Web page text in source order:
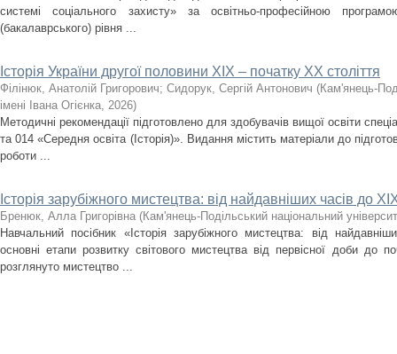
системі соціального захисту» за освітньо-професійною
(бакалаврського) рівня ...
Історія України другої половини XIX – початку ХХ століття
Філінюк, Анатолій Григорович; Сидорук, Сергій Антонович (Кам'янець-
імені Івана Огієнка, 2026)
Методичні рекомендації підготовлено для здобувачів вищої освіти
та 014 «Середня освіта (Історія)». Видання містить матеріали до
роботи ...
Історія зарубіжного мистецтва: від найдавніших часів до
Бренюк, Алла Григорівна (Кам'янець-Подільський національний
Навчальний посібник «Історія зарубіжного мистецтва: від
основні етапи розвитку світового мистецтва від первісної доби до
розглянуто мистецтво ...